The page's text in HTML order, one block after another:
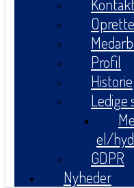
Profil
Historie
Ledige
el/
GDPR
Nyheder